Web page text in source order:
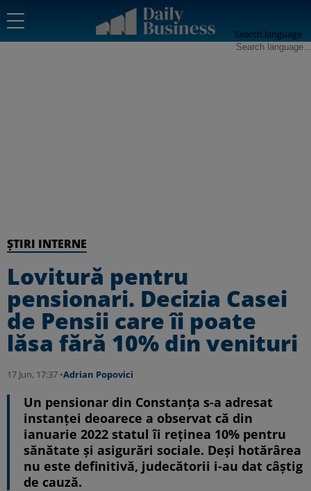
Search language
ȘTIRI INTERNE
Lovitură pentru
pensionari. Decizia Casei
de Pensii care îi poate
lăsa fără 10% din venituri
17 Jun, 17:37 •Adrian Popovici
Un pensionar din Constanța s-a adresat
instanței deoarece a observat că din
ianuarie 2022 statul îi reținea 10% pentru
sănătate și asigurări sociale. Deși hotărârea
nu este definitivă, judecătorii i-au dat câștig
de cauză.